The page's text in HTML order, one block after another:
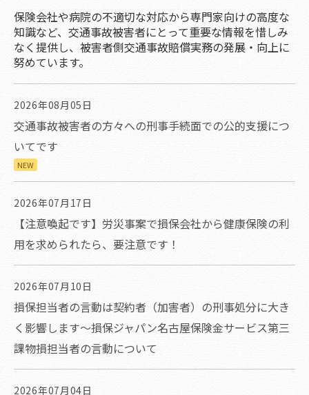
保険会社や病院の不適切な対応から専門家向けの高度な
知識など、交通事故被害者にとって重要な情報を惜しみ
なく提供し、被害者側交通事故賠償実務の発展・向上に
努めています。
2026年08月05日
交通事故被害者の方々への刑事手続面での公的支援につ
いてです
NEW
2026年07月17日
【注意喚起です】労災事案で損保会社から健康保険の利
用を求められたら、要注意です！
2026年07月10日
損保担当者の言動は契約者（加害者）の刑事処分に大き
く影響します～損保ジャパン名古屋保険金サービス第三
課物損担当者の言動について
2026年07月04日